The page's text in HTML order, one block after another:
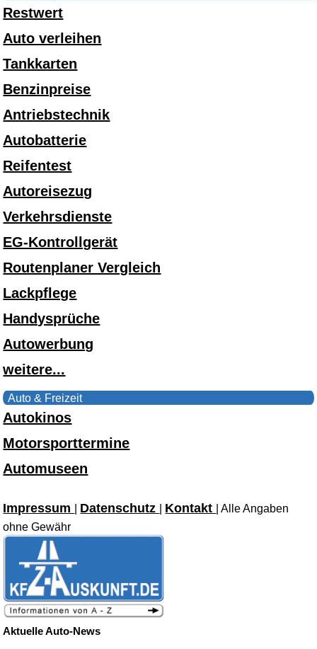
Restwert
Auto verleihen
Tankkarten
Benzinpreise
Antriebstechnik
Autobatterie
Reifentest
Autoreisezug
Verkehrsdienste
EG-Kontrollgerät
Routenplaner Vergleich
Lackpflege
Handysprüche
Autowerbung
weitere...
Auto & Freizeit
Autokinos
Motorsporttermine
Automuseen
Impressum Datenschutz Kontakt
| Alle Angaben
ohne Gewähr
Aktuelle Auto-News